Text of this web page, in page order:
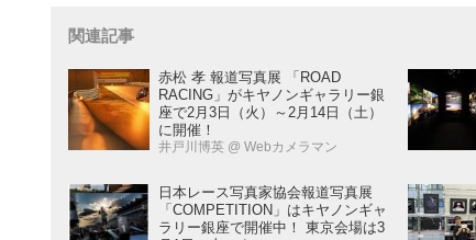
関連記事
赤松 孝 報道写真展 「ROAD
RACING」がキヤノンギャラリー銀
座で2月3日（火）～2月14日（土）
に開催！
井戸川博英 @ Webカメラマン
日本レース写真家協会報道写真展
「COMPETITION」はキヤノンギャ
ラリー銀座で開催中！ 東京会場は3